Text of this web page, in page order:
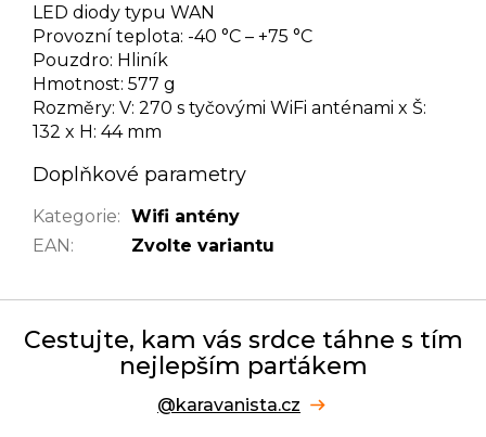
LED diody typu WAN
Provozní teplota: -40 °C – +75 °C
Pouzdro: Hliník
Hmotnost: 577 g
Rozměry: V: 270 s tyčovými WiFi anténami x Š:
132 x H: 44 mm
Doplňkové parametry
Kategorie: Wifi antény
EAN: Zvolte variantu
Cestujte, kam vás srdce táhne s tím
nejlepším parťákem
@karavanista.cz